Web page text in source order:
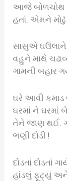
આજે બોળચોથ
હતાં. એમને મોઢું
સાસુએ ઘઉંલાને
વહુને માથે
ગામની બહાર
ઘરે આવી
ઘરમાં ને ઘરમાં
તેને જાણ થઈ.
ભણી દોડી !
દોડતાં દોડતાં
હાંડલું ફૂટ્યું અને